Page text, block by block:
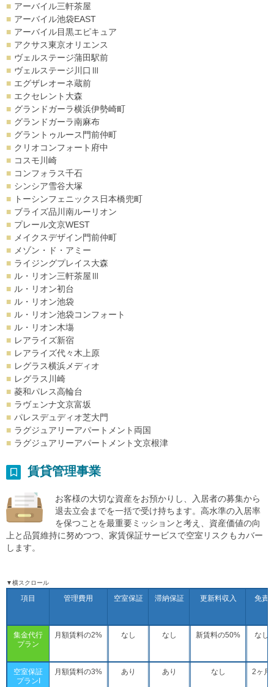
アーバイル三軒茶屋
アーバイル池袋EAST
アーバイル目黒エピキュア
アクサス東京オリエンス
ヴェルステージ蒲田駅前
ヴェルステージ川口Ⅲ
エグザレオーネ蔵前
エクセレント大森
グランドガーラ横浜伊勢崎町
グランドガーラ南麻布
グラントゥルース門前仲町
クリオコンフォート府中
コスモ川崎
コンフォラス千石
シンシア雪谷大塚
トーシンフェニックス日本橋兜町
ブライズ品川南ルーリオン
プレール文京WEST
メイクスデザイン門前仲町
メゾン・ド・アミー
ライジングプレイス大森
ル・リオン三軒茶屋Ⅲ
ル・リオン初台
ル・リオン池袋
ル・リオン池袋コンフォート
ル・リオン木塲
レアライズ新宿
レアライズ代々木上原
レグラス横浜メディオ
レグラス川崎
菱和パレス高輪台
ラヴェンナ文京富坂
パレスデュディオ芝大門
ラグジュアリーアパートメント両国
ラグジュアリーアパートメント文京根津
賃貸管理事業
お客様の大切な資産をお預かりし、入居者の募集から
退去立会までを一括で受け持ちます。高水準の入居率
を保つことを最重要ミッションと考え、資産価値の向
上と品質維持に努めつつ、家賃保証サービスで空室リスクもカバー
します。
▼横スクロール
項目
集金代行
プラン
空室保証
プランI
管理費用
月額賃料の2%
月額賃料の3%
空室保証
なし
あり
滞納保証
なし
あり
更新料収入
新賃料の50%
なし
免責
なし
2ヶ月